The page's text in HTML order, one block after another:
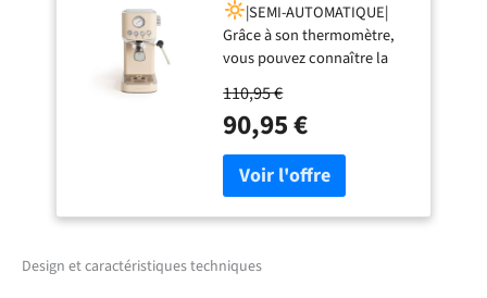
expresso sable / 20
bars, semi-
automatique, fonction
café froid, double
sortie, réservoir de
1,2L, café moulu et
dosettes ESE 55 mm,
buse vapeur, 1350W
|SEMI-AUTOMATIQUE|
Grâce à son thermomètre,
vous pouvez connaître la
température optimale du
café. De plus, cette machine
à café chauffe rapidement
grâce à sa pompe de
pression de 20 bars,
préparant le café en
quelques minutes. Elle est
valve de sécurité avec un
110,95 €
90,95 €
Design et caractéristiques techniques